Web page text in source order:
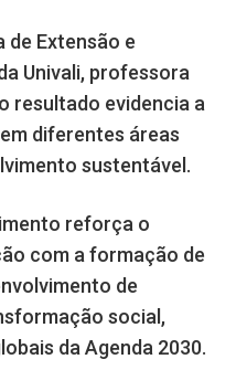
de Extensão e
Univali, professora
resultado evidencia a
diferentes áreas
sustentável.
reforça o
com a formação de
de
social,
da Agenda 2030.